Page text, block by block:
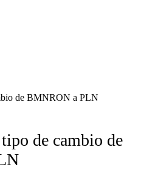
de BMNRON a PLN
de cambio de